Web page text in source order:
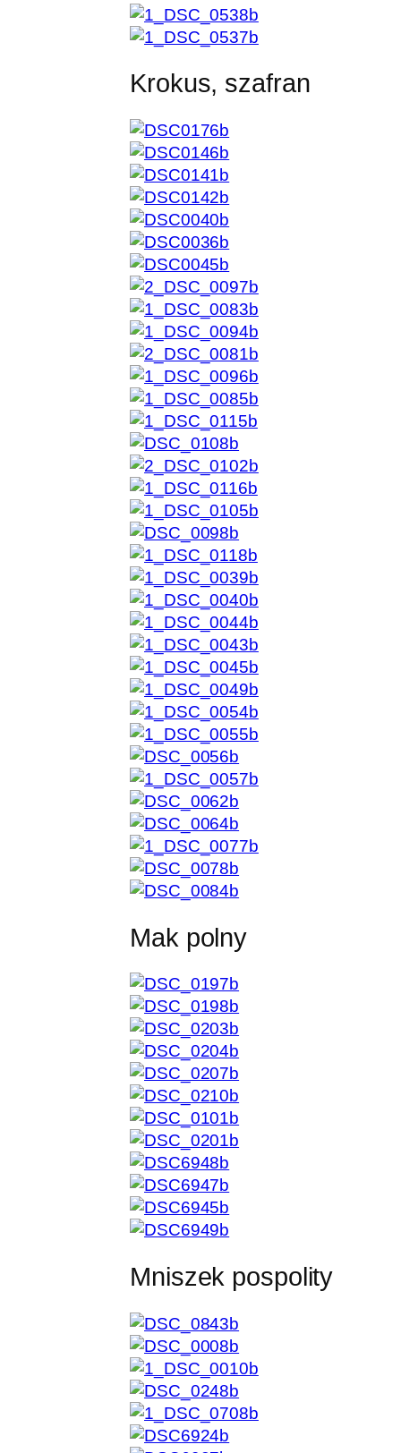
Krokus, szafran
Mak polny
Mniszek pospolity